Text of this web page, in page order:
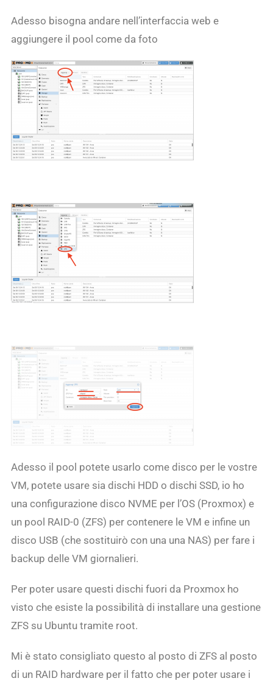
Adesso bisogna andare nell’interfaccia web e
aggiungere il pool come da foto
Adesso il pool potete usarlo come disco per le vostre
VM, potete usare sia dischi HDD o dischi SSD, io ho
una configurazione disco NVME per l’OS (Proxmox) e
un pool RAID-0 (ZFS) per contenere le VM e infine un
disco USB (che sostituirò con una una NAS) per fare i
backup delle VM giornalieri.
Per poter usare questi dischi fuori da Proxmox ho
visto che esiste la possibilità di installare una gestione
ZFS su Ubuntu tramite root.
Mi è stato consigliato questo al posto di ZFS al posto
di un RAID hardware per il fatto che per poter usare i